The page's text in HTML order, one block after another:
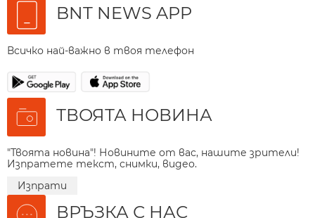
BNT NEWS APP
Всичко най-важно в твоя телефон
ТВОЯТА НОВИНА
"Твоята новина"! Новините от вас, нашите зрители!
Изпратете текст, снимки, видео.
Изпрати
ВРЪЗКА С НАС